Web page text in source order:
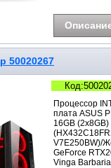
50020267
Процессор
плата ASUS
16GB
V7E250BW)/
GeForce
Vinga